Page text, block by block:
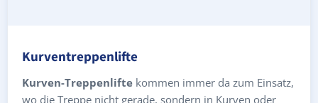
Kurventreppenlifte
Kurven-Treppenlifte kommen immer da zum Einsatz,
wo die Treppe nicht gerade, sondern in Kurven oder